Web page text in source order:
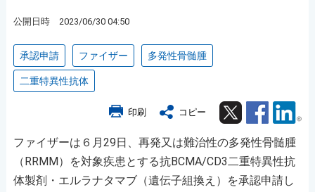
公開日時 2023/06/30 04:50
承認申請 ファイザー 多発性骨髄腫
二重特異性抗体
印刷 コピー Twitter Facebook
ファイザーは６月29日、再発又は難治性の多発性骨髄腫
（RRMM）を対象疾患とする抗BCMA/CD3二重特異性抗
体製剤・エルラナタマブ（遺伝子組換え）を承認申請し